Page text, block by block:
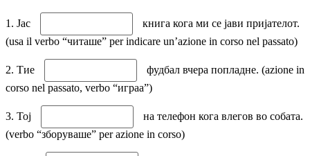
1. Јас
книга кога ми се јави пријателот.
(usa il verbo “читаше” per indicare un’azione in corso nel passato)
2. Тие
фудбал вчера попладне. (azione in
corso nel passato, verbo “играа”)
3. Тој
на телефон кога влегов во собата.
(verbo “зборуваше” per azione in corso)